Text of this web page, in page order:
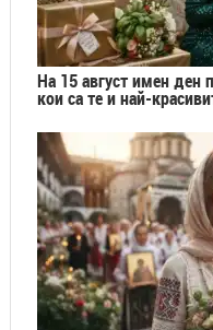
На 15 август имен ден
кои са те и най-